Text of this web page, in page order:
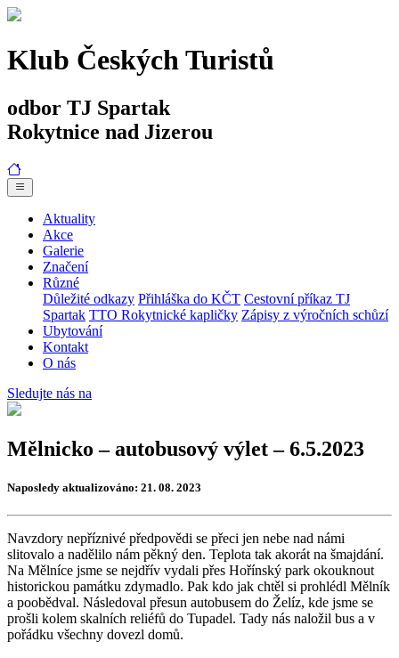
Klub Českých Turistů
odbor TJ Spartak
Rokytnice nad Jizerou
Aktuality
Akce
Galerie
Značení
Různé
Důležité odkazy Přihláška do KČT Cestovní příkaz TJ
Spartak TTO Rokytnické kapličky Zápisy z výročních schůzí
Ubytování
Kontakt
O nás
Sledujte nás na
Mělnicko – autobusový výlet – 6.5.2023
Naposledy aktualizováno: 21. 08. 2023
Navzdory nepříznivé předpovědi se přeci jen nebe nad námi
slitovalo a nadělilo nám pěkný den. Teplota tak akorát na šmajdání.
Na Mělníce jsme se nejdřív vydali přes Hořínský park okouknout
historickou památku zdymadlo. Pak kdo jak chtěl si prohlédl Mělník
a poobědval. Následoval přesun autobusem do Želíz, kde jsme se
prošli kolem skalních reliéfů do Tupadel. Tady nás naložil bus a v
pořádku všechny dovezl domů.